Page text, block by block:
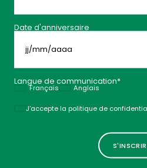
Acheter localement: Un
Date d'anniversaire
AAAA
Langue de communication*
Français Anglais
Politique
J’accepte la politique de